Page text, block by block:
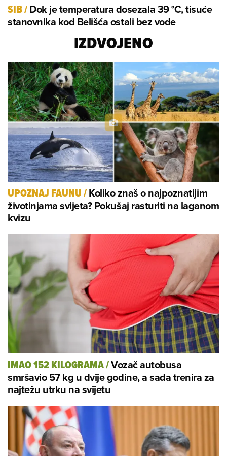
SIB/Dok je temperatura dosezala 39 °C, tisuće
stanovnika kod Belišća ostali bez vode
IZDVOJENO
UPOZNAJ FAUNU/Koliko znaš o najpoznatijim
životinjama svijeta? Pokušaj rasturiti na laganom
kvizu
IMAO 152 KILOGRAMA/Vozač autobusa
smršavio 57 kg u dvije godine, a sada trenira za
najtežu utrku na svijetu